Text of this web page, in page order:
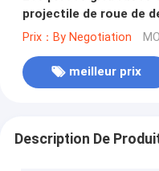
projectile de roue de
anticorrosion
Prix：By Negotiation
meilleur prix
Description De